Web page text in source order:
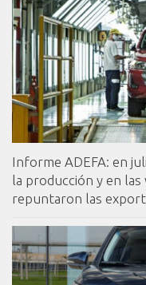
Informe ADEFA: en
la producción y en
repuntaron las